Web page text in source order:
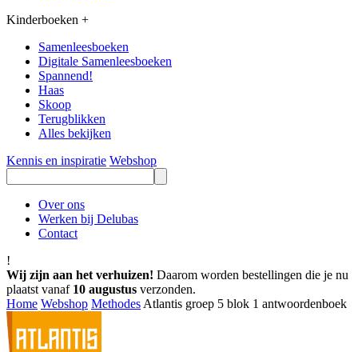
Kinderboeken +
Samenleesboeken
Digitale Samenleesboeken
Spannend!
Haas
Skoop
Terugblikken
Alles bekijken
Kennis en inspiratie Webshop
Over ons
Werken bij Delubas
Contact
!
Wij zijn aan het verhuizen! Daarom worden bestellingen die je nu
plaatst vanaf 10 augustus verzonden.
Home Webshop Methodes Atlantis groep 5 blok 1 antwoordenboek